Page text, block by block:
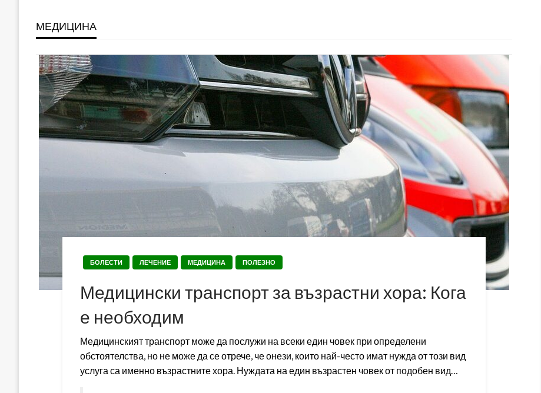
МЕДИЦИНА
БОЛЕСТИ ЛЕЧЕНИЕ МЕДИЦИНА ПОЛЕЗНО
Медицински транспорт за възрастни хора: Кога
е необходим
Медицинският транспорт може да послужи на всеки един човек при определени
обстоятелства, но не може да се отрече, че онези, които най-често имат нужда от този вид
услуга са именно възрастните хора. Нуждата на един възрастен човек от подобен вид…